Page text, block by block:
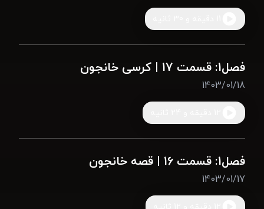
فصل1: قسمت 17 | کرسی خانجون
1403/01/18
فصل1: قسمت 16 | قصه خانجون
1403/01/17